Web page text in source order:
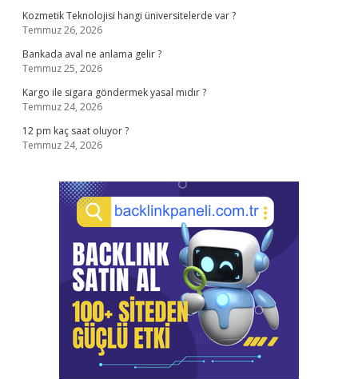
Kozmetik Teknolojisi hangi üniversitelerde var ?
Temmuz 26, 2026
Bankada aval ne anlama gelir ?
Temmuz 25, 2026
Kargo ile sigara göndermek yasal mıdır ?
Temmuz 24, 2026
12 pm kaç saat oluyor ?
Temmuz 24, 2026